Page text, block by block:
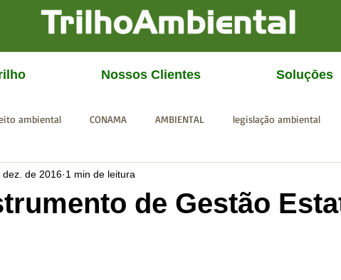
Nossos Clientes Soluçōes
ambiental CONAMA AMBIENTAL legislação ambiental
CGU IBAMA SISEMA
de Gestão
dez. de 2016 1 min de leitura